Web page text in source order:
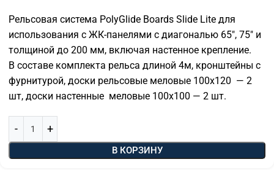
Рельсовая система PolyGlide Boards Slide Lite для
использования с ЖК-панелями с диагональю 65", 75" и
толщиной до 200 мм, включая настенное крепление.
В составе комплекта рельса длиной 4м, кронштейны с
фурнитурой, доски рельсовые меловые 100х120 — 2
шт, доски настенные меловые 100х100 — 2 шт.
В КОРЗИНУ